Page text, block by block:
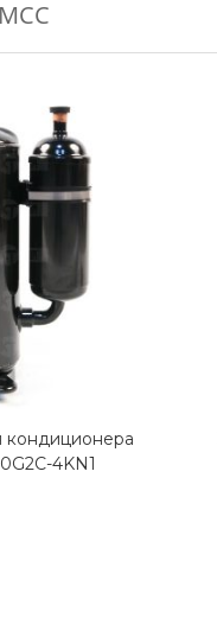
кондиционера
4KN1